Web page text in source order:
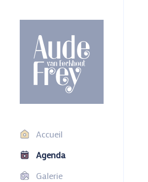
Accueil
Agenda
Galerie